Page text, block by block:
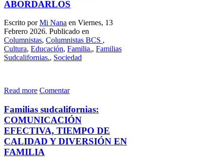
ABORDARLOS
Escrito porMi Nana en Viernes, 13
Febrero 2026. Publicado en
Columnistas, Columnistas BCS ,
Cultura, Educación, Familia., Familias
Sudcalifornias., Sociedad
Read more Comentar
Familias sudcalifornias:
COMUNICACIÓN
EFECTIVA, TIEMPO DE
CALIDAD Y DIVERSIÓN EN
FAMILIA